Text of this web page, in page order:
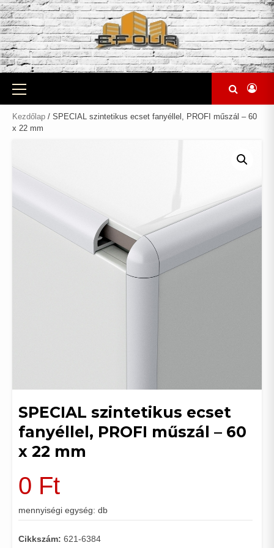
Skip
to
content
Primary
Menu
Kezdőlap / SPECIAL szintetikus ecset fanyéllel, PROFI műszál – 60
x 22 mm
SPECIAL szintetikus ecset
fanyéllel, PROFI műszál – 60
x 22 mm
0 Ft
mennyiségi egység: db
Cikkszám: 621-6384